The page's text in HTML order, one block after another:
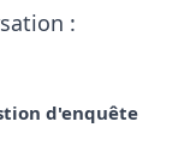
:
d'enquête